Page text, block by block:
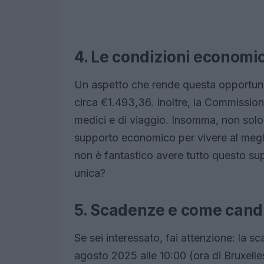
4. Le condizioni
Un aspetto che rende questa
circa €1.493,36. Inoltre, la
medici e di viaggio. Insomma, non
supporto economico per vivere al
non è fantastico avere tutto questo
unica?
5. Scadenze e come
Se sei interessato, fai attenzione: la
agosto 2025 alle 10:00 (ora di